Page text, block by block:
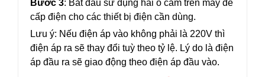
Bước 3: Bắt đầu sử dụng hai ổ cắm trên máy để
cấp điện cho các thiết bị điện cần dùng.
Lưu ý: Nếu điện áp vào không phải là 220V thì
điện áp ra sẽ thay đổi tuỳ theo tỷ lệ. Lý do là điện
áp đầu ra sẽ giao động theo điện áp đầu vào.